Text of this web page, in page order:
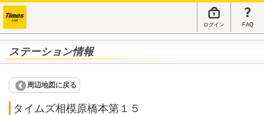
ログイン FAQ
ステーション情報
周辺地図に戻る
タイムズ相模原橋本第１５